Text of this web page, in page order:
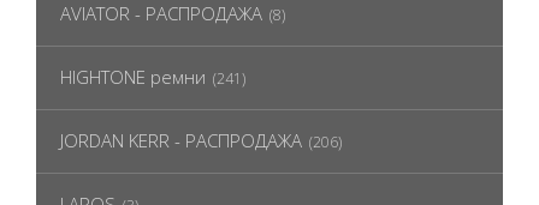
AVIATOR - РАСПРОДАЖА (8)
HIGHTONE ремни (241)
JORDAN KERR - РАСПРОДАЖА (206)